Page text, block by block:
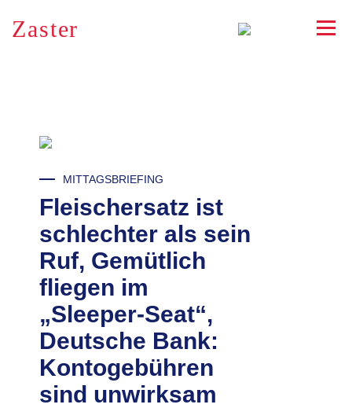
RSS
Zaster
MITTAGSBRIEFING
Fleischersatz ist
schlechter als sein
Ruf, Gemütlich
fliegen im
„Sleeper-Seat“,
Deutsche Bank:
Kontogebühren
sind unwirksam